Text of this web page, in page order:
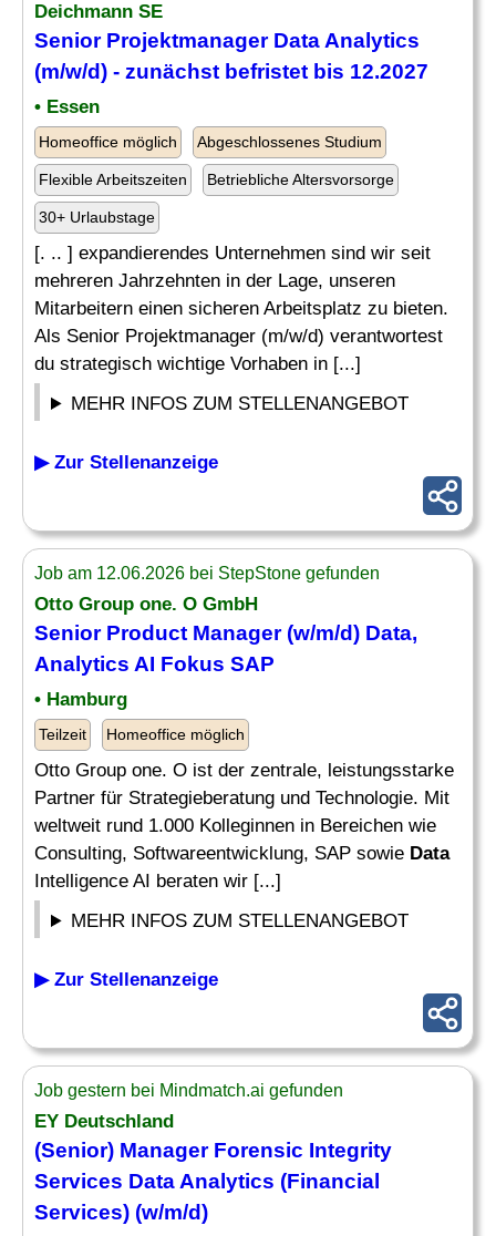
Deichmann SE
Senior Projektmanager Data Analytics
(m/w/d) - zunächst befristet bis 12.2027
• Essen
Homeoffice möglich Abgeschlossenes Studium
Flexible Arbeitszeiten Betriebliche Altersvorsorge
30+ Urlaubstage
[. .. ] expandierendes Unternehmen sind wir seit
mehreren Jahrzehnten in der Lage, unseren
Mitarbeitern einen sicheren Arbeitsplatz zu bieten.
Als Senior Projektmanager (m/w/d) verantwortest
du strategisch wichtige Vorhaben in [...]
MEHR INFOS ZUM STELLENANGEBOT
▶ Zur Stellenanzeige
Job am 12.06.2026 bei StepStone gefunden
Otto Group one. O GmbH
Senior Product Manager(w/m/d) Data,
Analytics AI Fokus SAP
• Hamburg
Teilzeit Homeoffice möglich
Otto Group one. O ist der zentrale, leistungsstarke
Partner für Strategieberatung und Technologie. Mit
weltweit rund 1.000 Kolleginnen in Bereichen wie
Consulting, Softwareentwicklung, SAP sowie Data
Intelligence AI beraten wir [...]
MEHR INFOS ZUM STELLENANGEBOT
▶ Zur Stellenanzeige
Job gestern bei Mindmatch.ai gefunden
EY Deutschland
(Senior) ManagerForensic Integrity
Services Data Analytics (Financial
Services) (w/m/d)